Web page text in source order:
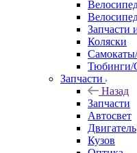
Запчасти
Коляски
Тюбинги/
Запчасти
Назад
Запчасти
Автосвет
Двигатель
Кузов